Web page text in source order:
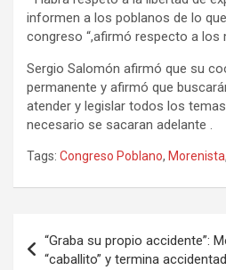
informen a los poblanos de lo
congreso “,afirmó respecto a los
Sergio Salomón afirmó que su
permanente y afirmó que
atender y legislar todos los
necesario se sacaran adelante .
Tags: Congreso Poblano, Morenista,
de
“Graba su propio accidente”:
“caballito” y termina